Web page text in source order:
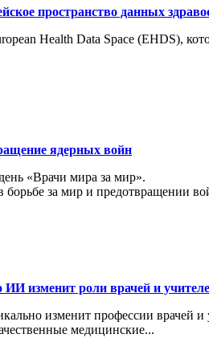
пространство данных
Health Data Space (EHDS),
ядерных войн
«Врачи мира за мир».
борьбе за мир и предотвращении
ИИ изменит роли врачей и
изменит профессии
медицинские...